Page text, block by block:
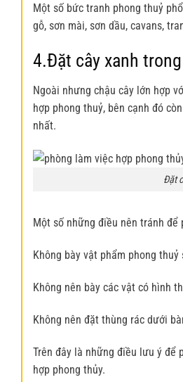
Một số bức tranh phong thuỷ
gỗ, sơn mài, sơn dầu, cavans,
4.Đặt cây xanh
Ngoài nhưng chậu cây lớn hợp
hợp phong thuỷ, bên cạnh đó
nhất.
Đặt
Một số những điều nên tránh
Không bày vật phẩm phong
Không nên bày các vật có hình
Không nên đặt thùng rác dưới
Trên đây là những điều lưu ý để
hợp phong thủy.